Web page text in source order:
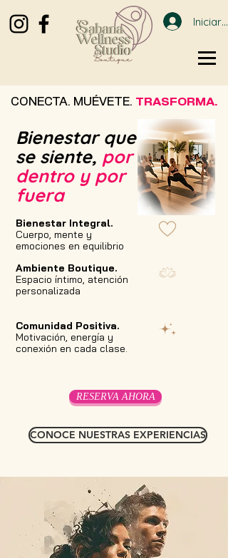
Iniciar
CONECTA. MUÉVETE. TRASFORMA.
Bienestar que
se siente, por
dentro y por
fuera
Bienestar Integral.
Cuerpo, mente y
emociones en equilibrio
Ambiente Boutique.
Espacio íntimo, atención
personalizada
Comunidad Positiva.
Motivación, energía y
conexión en cada clase.
RESERVA AHORA
CONOCE NUESTRAS EXPERIENCIAS